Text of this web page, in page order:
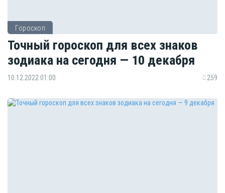
Гороскоп
Точный гороскоп для всех знаков
зодиака на сегодня — 10 декабря
10.12.2022 01:00 259